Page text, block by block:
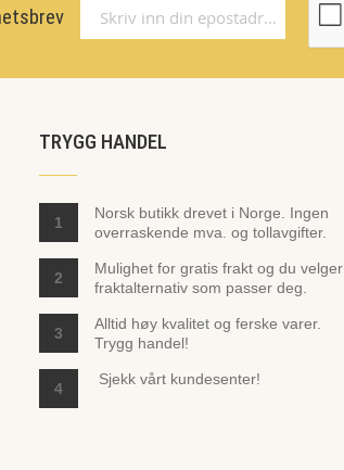
TRYGG HANDEL
1
Norsk butikk drevet i Norge. Ingen
overraskende mva. og tollavgifter.
2
Mulighet for gratis frakt og du velger
fraktalternativ som passer deg.
3
Alltid høy kvalitet og ferske varer.
Trygg handel!
4
Sjekk vårt kundesenter!